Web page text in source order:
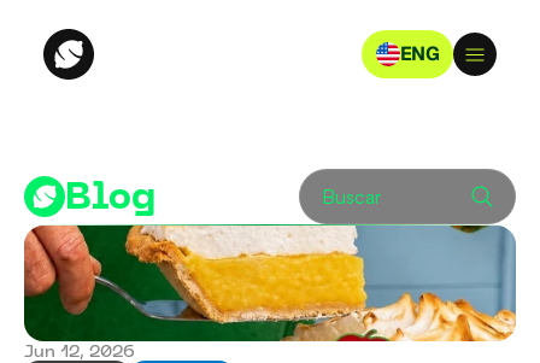
ENG
Blog Buscar
Jun 12, 2026